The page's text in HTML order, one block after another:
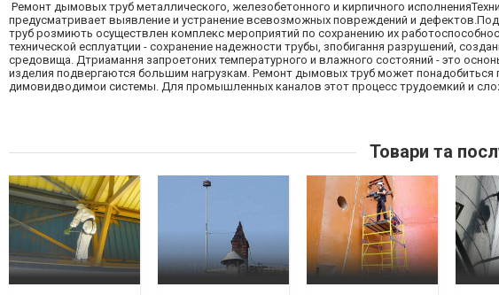
Ремонт дымовых труб металлического, железобетонного и кирпичного
предусматривает выявление и устранение всевозможных повреждений и
труб розмиють осуществлен комплекс мероприятий по сохранению их
технической есплуатции - сохранение надежности трубы, зпобигання разрушений,
средовища. Дтриамання запроетоних температурного и влажного состояний - это
изделия подвергаются большим нагрузкам. Ремонт дымовых труб может понадобиться
димовидводимои системы. Для промышленных каналов этот процесс трудоемкий и
Товари та